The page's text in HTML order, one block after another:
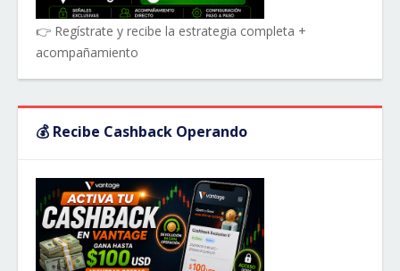
👉 Regístrate y recibe la estrategia completa +
acompañamiento
💰 Recibe Cashback Operando